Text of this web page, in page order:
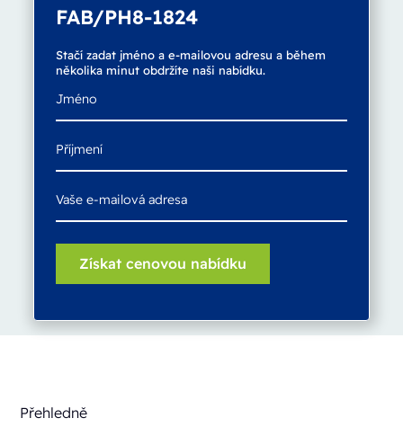
FAB/PH8-1824
Stačí zadat jméno a e-mailovou adresu a během
několika minut obdržíte naši nabídku.
Přehledně